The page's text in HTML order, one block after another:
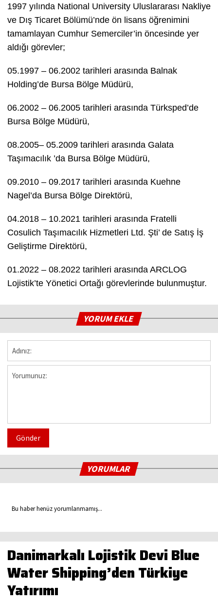
1997 yılında National University Uluslararası Nakliye
ve Dış Ticaret Bölümü’nde ön lisans öğrenimini
tamamlayan Cumhur Semerciler’in öncesinde yer
aldığı görevler;
05.1997 – 06.2002 tarihleri arasında Balnak
Holding’de Bursa Bölge Müdürü,
06.2002 – 06.2005 tarihleri arasında Türksped’de
Bursa Bölge Müdürü,
08.2005– 05.2009 tarihleri arasında Galata
Taşımacılık ’da Bursa Bölge Müdürü,
09.2010 – 09.2017 tarihleri arasında Kuehne
Nagel’da Bursa Bölge Direktörü,
04.2018 – 10.2021 tarihleri arasında Fratelli
Cosulich Taşımacılık Hizmetleri Ltd. Şti’ de Satış İş
Geliştirme Direktörü,
01.2022 – 08.2022 tarihleri arasında ARCLOG
Lojistik’te Yönetici Ortağı görevlerinde bulunmuştur.
YORUM EKLE
Gönder
YORUMLAR
Bu haber henüz yorumlanmamış...
Danimarkalı Lojistik Devi Blue
Water Shipping’den Türkiye
Yatırımı